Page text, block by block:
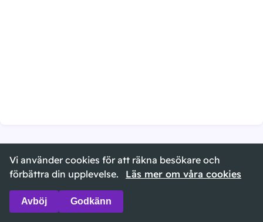
2026 namndatabasen.se · ·Cookies
Vi använder cookies för att räkna besökare och
förbättra din upplevelse.
Läs mer om våra cookies
Avböj Godkänn